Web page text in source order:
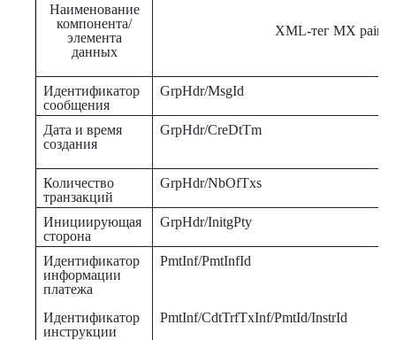
Наименование
компонента/
элемента
данных
XML-тег МХ
Идентификатор
сообщения
GrpHdr/MsgId
Дата и время
создания
GrpHdr/CreDtTm
Количество
транзакций
GrpHdr/NbOfTxs
Инициирующая
сторона
GrpHdr/InitgPty
Идентификатор
информации
платежа
PmtInf/PmtInfId
Идентификатор
инструкции
PmtInf/CdtTrfTxInf/PmtId/InstrId